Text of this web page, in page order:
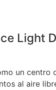
Light
un centro
al aire